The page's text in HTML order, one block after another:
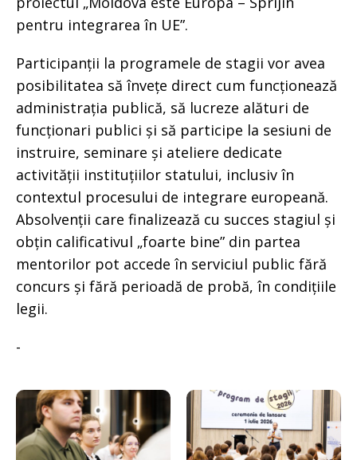
pentru integrarea în UE”.
Participanții la programele de stagii vor avea
posibilitatea să învețe direct cum funcționează
administrația publică, să lucreze alături de
funcționari publici și să participe la sesiuni de
instruire, seminare și ateliere dedicate
activității instituțiilor statului, inclusiv în
contextul procesului de integrare europeană.
Absolvenții care finalizează cu succes stagiul și
obțin calificativul „foarte bine” din partea
mentorilor pot accede în serviciul public fără
concurs și fără perioadă de probă, în condițiile
legii.
-